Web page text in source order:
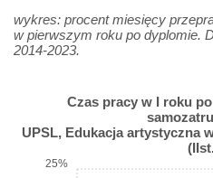
wykres: procent miesięcy
w pierwszym roku po dyplomie.
2014-2023.
Czas pracy w I roku
UPSL, Edukacja artystyczna
25%